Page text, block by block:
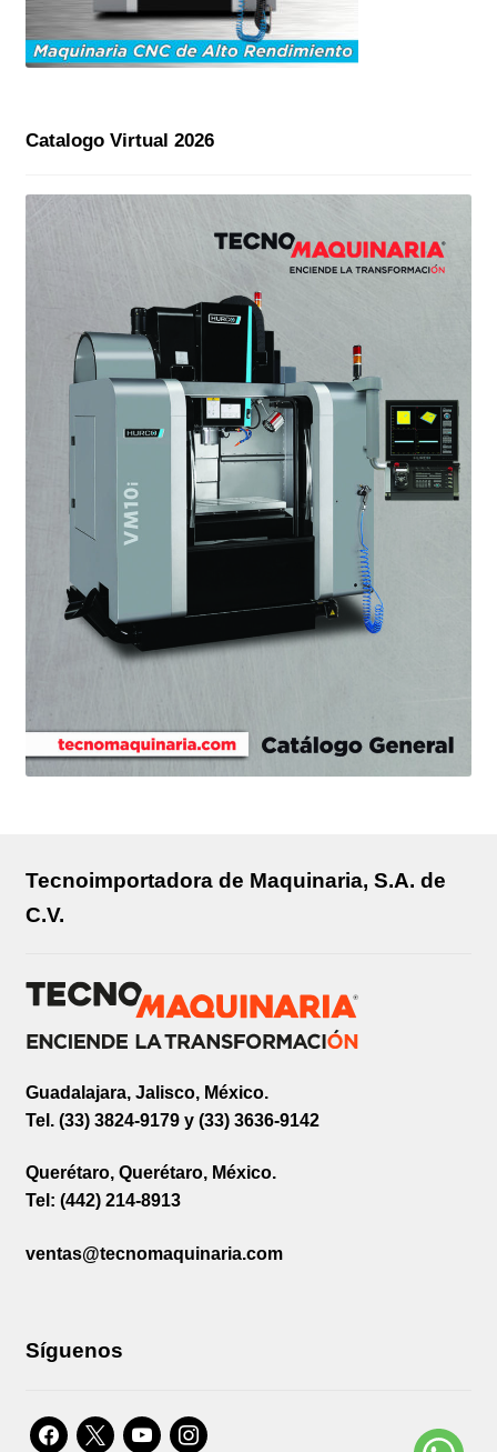
Catalogo Virtual 2026
Tecnoimportadora de Maquinaria, S.A. de
C.V.
Guadalajara, Jalisco, México.
Tel. (33) 3824-9179 y (33) 3636-9142
Querétaro, Querétaro, México.
Tel: (442) 214-8913
ventas@tecnomaquinaria.com
Síguenos
facebook
x youtubeinstagram